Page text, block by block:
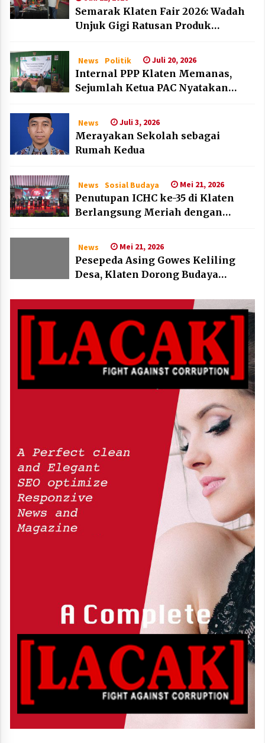
Semarak Klaten Fair 2026: Wadah
Unjuk Gigi Ratusan Produk
News Politik Juli 20, 2026
Internal PPP Klaten Memanas,
Sejumlah Ketua PAC Nyatakan
News Juli 3, 2026
Merayakan Sekolah sebagai
Rumah Kedua
News Sosial Budaya Mei 21, 2026
Penutupan ICHC ke-35 di Klaten
Berlangsung Meriah dengan
Jerman
News Mei 21, 2026
Pesepeda Asing Gowes Keliling
Desa, Klaten Dorong Budaya
Fest 2026